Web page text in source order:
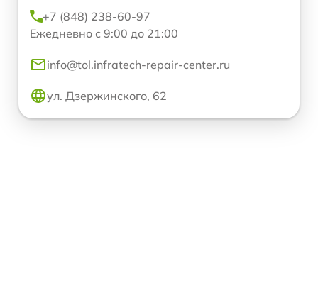
+7 (848) 238-60-97
Ежедневно с 9:00 до 21:00
info@tol.infratech-repair-center.ru
ул. Дзержинского, 62